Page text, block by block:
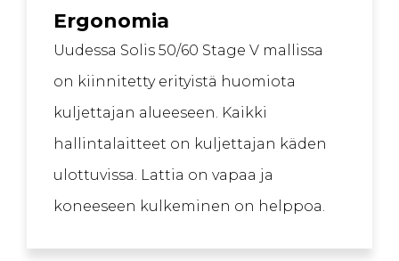
Ergonomia
Uudessa Solis 50/60 Stage V mallissa
on kiinnitetty erityistä huomiota
kuljettajan alueeseen. Kaikki
hallintalaitteet on kuljettajan käden
ulottuvissa. Lattia on vapaa ja
koneeseen kulkeminen on helppoa.